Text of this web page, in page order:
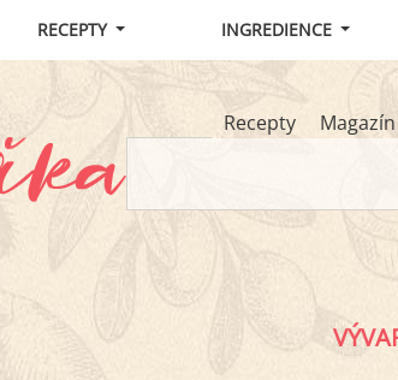
RECEPTY INGREDIENCE
Recepty Magazín